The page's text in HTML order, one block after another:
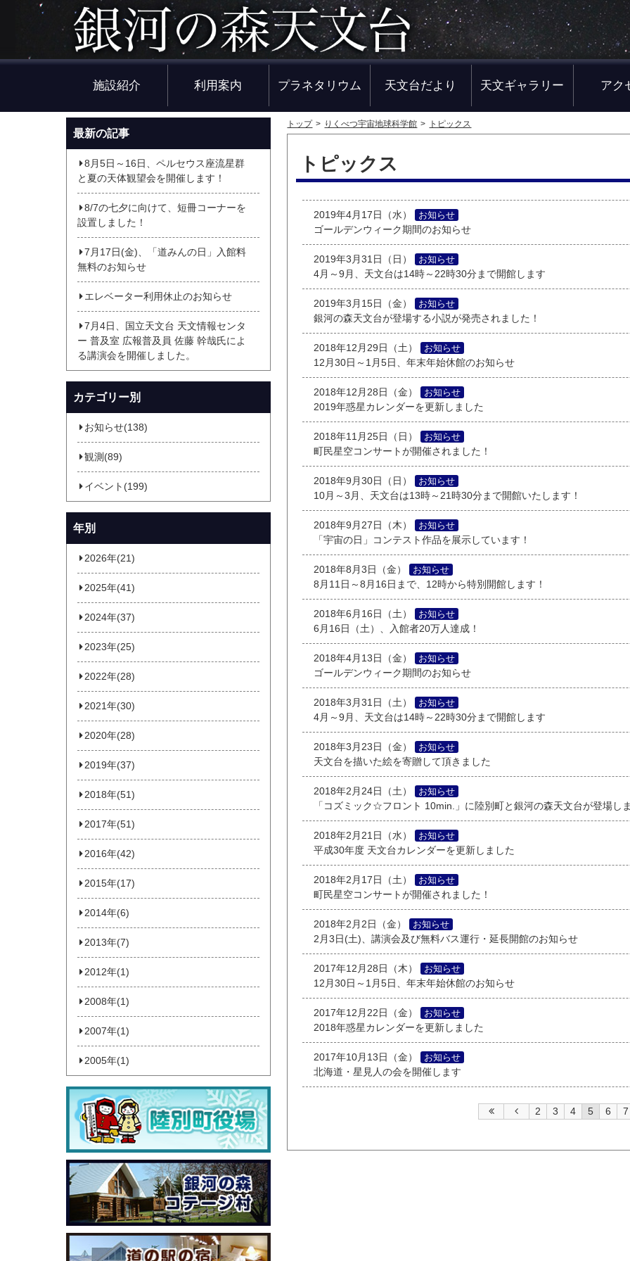
施設紹介 利用案内 プラネタリウム 天文台だより 天文ギャラリー アク
トップ りくべつ宇宙地球科学館 トピックス
トピックス
2019年4月17日（水）
お知らせ
ゴールデンウィーク期間のお知らせ
2019年3月31日（日）
お知らせ
4月～9月、天文台は14時～22時30分まで開館します
2019年3月15日（金）
お知らせ
銀河の森天文台が登場する小説が発売されました！
2018年12月29日（土）
お知らせ
12月30日～1月5日、年末年始休館のお知らせ
2018年12月28日（金）
お知らせ
2019年惑星カレンダーを更新しました
2018年11月25日（日）
お知らせ
町民星空コンサートが開催されました！
2018年9月30日（日）
お知らせ
10月～3月、天文台は13時～21時30分まで開館いたします！
2018年9月27日（木）
お知らせ
「宇宙の日」コンテスト作品を展示しています！
2018年8月3日（金）
お知らせ
8月11日～8月16日まで、12時から特別開館します！
2018年6月16日（土）
お知らせ
6月16日（土）、入館者20万人達成！
2018年4月13日（金）
お知らせ
ゴールデンウィーク期間のお知らせ
2018年3月31日（土）
お知らせ
4月～9月、天文台は14時～22時30分まで開館します
2018年3月23日（金）
お知らせ
天文台を描いた絵を寄贈して頂きました
2018年2月24日（土）
お知らせ
「コズミック☆フロント 10min.」に陸別町と銀河の森天文台が登場し
2018年2月21日（水）
お知らせ
平成30年度 天文台カレンダーを更新しました
2018年2月17日（土）
お知らせ
町民星空コンサートが開催されました！
2018年2月2日（金）
お知らせ
2月3日(土)、講演会及び無料バス運行・延長開館のお知らせ
2017年12月28日（木）
お知らせ
12月30日～1月5日、年末年始休館のお知らせ
2017年12月22日（金）
お知らせ
2018年惑星カレンダーを更新しました
2017年10月13日（金）
お知らせ
北海道・星見人の会を開催します
2 3 4 5 6 7
最新の記事
8月5日～16日、ペルセウス座流星群
と夏の天体観望会を開催します！
8/7の七夕に向けて、短冊コーナーを
設置しました！
7月17日(金)、「道みんの日」入館料
無料のお知らせ
エレベーター利用休止のお知らせ
7月4日、国立天文台 天文情報センタ
ー 普及室 広報普及員 佐藤 幹哉氏によ
る講演会を開催しました。
カテゴリー別
お知らせ(138)
観測(89)
イベント(199)
年別
2026年(21)
2025年(41)
2024年(37)
2023年(25)
2022年(28)
2021年(30)
2020年(28)
2019年(37)
2018年(51)
2017年(51)
2016年(42)
2015年(17)
2014年(6)
2013年(7)
2012年(1)
2008年(1)
2007年(1)
2005年(1)